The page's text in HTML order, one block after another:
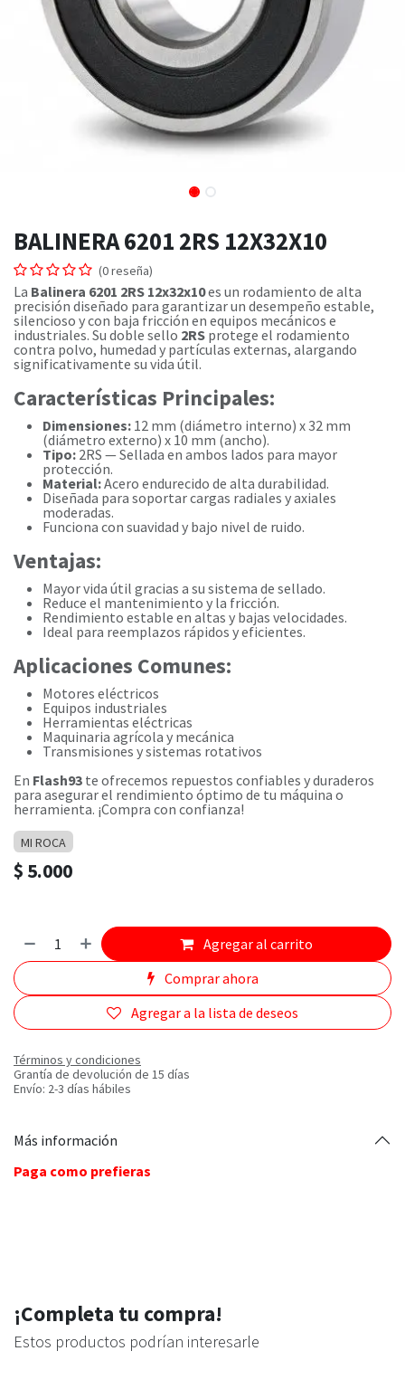
BALINERA 6201 2RS 12X32X10
(0 reseña)
La Balinera 6201 2RS 12x32x10es un rodamiento de alta
precisión diseñado para garantizar un desempeño estable,
silencioso y con baja fricción en equipos mecánicos e
industriales. Su doble sello 2RS protege el rodamiento
contra polvo, humedad y partículas externas, alargando
significativamente su vida útil.
Características Principales:
Dimensiones: 12 mm (diámetro interno) x 32 mm
(diámetro externo) x 10 mm (ancho).
Tipo: 2RS — Sellada en ambos lados para mayor
protección.
Material:Acero endurecido de alta durabilidad.
Diseñada para soportar cargas radiales y axiales
moderadas.
Funciona con suavidad y bajo nivel de ruido.
Ventajas:
Mayor vida útil gracias a su sistema de sellado.
Reduce el mantenimiento y la fricción.
Rendimiento estable en altas y bajas velocidades.
Ideal para reemplazos rápidos y eficientes.
Aplicaciones Comunes:
Motores eléctricos
Equipos industriales
Herramientas eléctricas
Maquinaria agrícola y mecánica
Transmisiones y sistemas rotativos
En Flash93 te ofrecemos repuestos confiables y duraderos
para asegurar el rendimiento óptimo de tu máquina o
herramienta. ¡Compra con confianza!
MI ROCA
$ 5.000
Agregar al carrito
Comprar ahora
Agregar a la lista de deseos
Términos y condiciones
Grantía de devolución de 15 días
Envío: 2-3 días hábiles
Más información
Paga como prefieras
¡Completa tu compra!
Estos productos podrían interesarle